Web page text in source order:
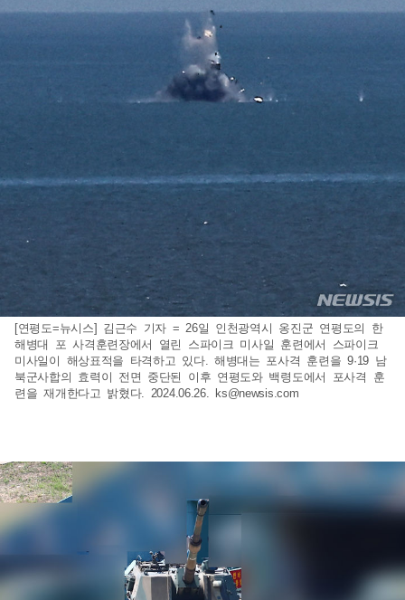
[연평도=뉴시스] 김근수 기자 = 26일 인천광역시 옹진군 연평도의 한
해병대 포 사격훈련장에서 열린 스파이크 미사일 훈련에서 스파이크
미사일이 해상표적을 타격하고 있다. 해병대는 포사격 훈련을 9·19 남
북군사합의 효력이 전면 중단된 이후 연평도와 백령도에서 포사격 훈
련을 재개한다고 밝혔다. 2024.06.26. ks@newsis.com